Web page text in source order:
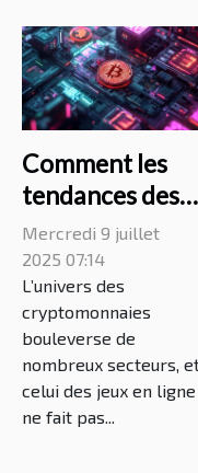
Comment les
tendances des
cryptomonnaies
influencent-
elles les jeux en
ligne ?
Mercredi 9 juillet
2025 07:14
L’univers des
cryptomonnaies
bouleverse de
nombreux secteurs,
celui des jeux en ligne
ne fait pas...